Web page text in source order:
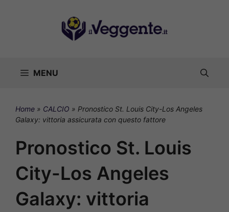
MENU
Home » CALCIO » Pronostico St. Louis City-Los Angeles
Galaxy: vittoria assicurata con questo fattore
Pronostico St. Louis
City-Los Angeles
Galaxy: vittoria